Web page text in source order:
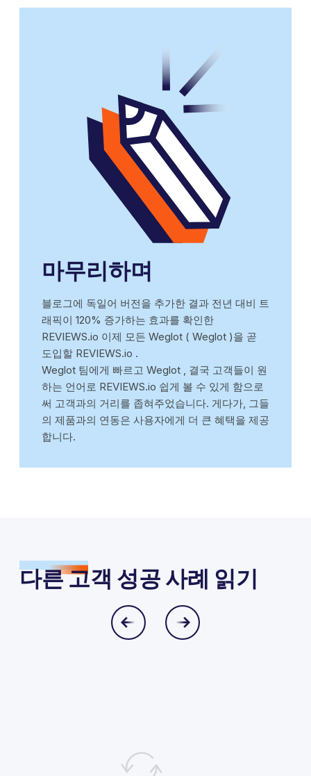
마무리하며
블로그에 독일어 버전을 추가한 결과 전년 대비 트
래픽이 120% 증가하는 효과를 확인한
REVIEWS.io 이제 모든 Weglot ( Weglot )을 곧
도입할 REVIEWS.io .
Weglot 팀에게 빠르고 Weglot , 결국 고객들이 원
하는 언어로 REVIEWS.io 쉽게 볼 수 있게 함으로
써 고객과의 거리를 좁혀주었습니다. 게다가, 그들
의 제품과의 연동은 사용자에게 더 큰 혜택을 제공
합니다.
다른 고객 성공 사례 읽기